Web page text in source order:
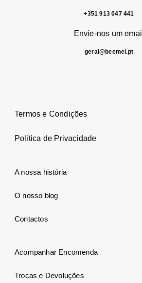
+351 913 047 441
Envie-nos um email
geral@beemel.pt
Termos e Condições
Política de Privacidade
A nossa história
O nosso blog
Contactos
Acompanhar Encomenda
Trocas e Devoluções